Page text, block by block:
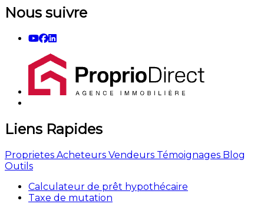
Nous suivre
Liens Rapides
Proprietes Acheteurs Vendeurs Témoignages Blog
Outils
Calculateur de prêt hypothécaire
Taxe de mutation